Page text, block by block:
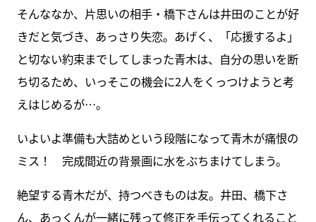
そんななか、片思いの相手・橋下さんは井田のことが好
きだと気づき、あっさり失恋。あげく、「応援するよ」
と切ない約束までしてしまった青木は、自分の思いを断
ち切るため、いっそこの機会に2人をくっつけようと考
えはじめるが…。
いよいよ準備も大詰めという段階になって青木が痛恨の
ミス！ 完成間近の背景画に水をぶちまけてしまう。
絶望する青木だが、持つべきものは友。井田、橋下さ
ん、あっくんが一緒に残って修正を手伝ってくれること